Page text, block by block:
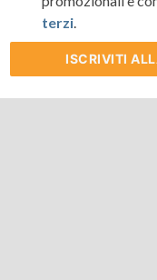
terzi.
ISCRIVITI